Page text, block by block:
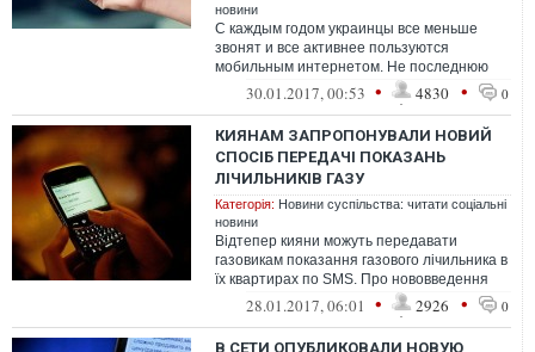
новини
С каждым годом украинцы все меньше
звонят и все активнее пользуются
мобильным интернетом. Не последнюю
очередь - из-за развития и расширения 3G
30.01.2017, 00:53 • 4830 • 0
КИЯНАМ ЗАПРОПОНУВАЛИ НОВИЙ
СПОСІБ ПЕРЕДАЧІ ПОКАЗАНЬ
ЛІЧИЛЬНИКІВ ГАЗУ
Категорія: Новини суспільства: читати соціальні
новини
Відтепер кияни можуть передавати
газовикам показання газового лічильника в
їх квартирах по SMS. Про нововведення
повідомляється на сторінці "Київгазу"...
28.01.2017, 06:01 • 2926 • 0
В СЕТИ ОПУБЛИКОВАЛИ НОВУЮ